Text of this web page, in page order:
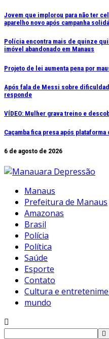
Ir
para
o
conteúdo
Jovem que implorou para não ter
aparelho novo após campanha
Polícia encontra mais de quinze
imóvel abandonado em Manaus
Projeto de lei aumenta pena por
Após fala de Messi sobre
responde
VÍDEO: Mulher grava treino e
Caçamba fica presa após
6 de agosto de 2026
Manaus
Prefeitura de Manaus
Amazonas
Brasil
Polícia
Política
Saúde
Esporte
Contato
Cultura e
mundo
Pesquisar